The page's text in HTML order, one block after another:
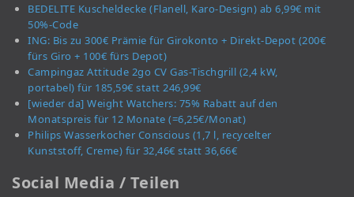
BEDELITE Kuscheldecke (Flanell, Karo-Design) ab 6,99€ mit
50%-Code
ING: Bis zu 300€ Prämie für Girokonto + Direkt-Depot (200€
fürs Giro + 100€ fürs Depot)
Campingaz Attitude 2go CV Gas-Tischgrill (2,4 kW,
portabel) für 185,59€ statt 246,99€
[wieder da] Weight Watchers: 75% Rabatt auf den
Monatspreis für 12 Monate (=6,25€/Monat)
Philips Wasserkocher Conscious (1,7 l, recycelter
Kunststoff, Creme) für 32,46€ statt 36,66€
Social Media / Teilen